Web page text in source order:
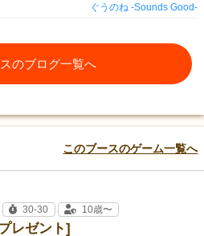
ぐうのね -Sounds Good-
のブログ一覧へ
このブースのゲーム一覧へ
レゼント]
30-30 10歳〜